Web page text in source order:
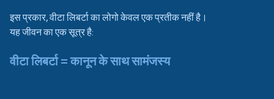
इस प्रकार, वीटा लिबर्टा का लोगो केवल एक प्रतीक नहीं है।
यह जीवन का एक सूत्र है:
वीटा लिबर्टा = कानून के साथ सामंजस्य